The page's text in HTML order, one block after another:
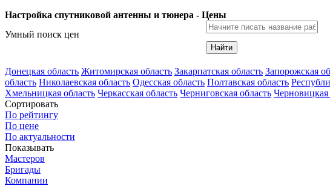
Настройка спутниковой антенны и тюнера - Цены
Умный поиск цен
Найти
Донецкая область Житомирская область Закарпатская область Запорожская
область Николаевская область Одесская область Полтавская область
Хмельницкая область Черкасская область Черниговская область Черновицкая
Сортировать
По рейтингу
По цене
По актуальности
Показывать
Мастеров
Бригады
Компании